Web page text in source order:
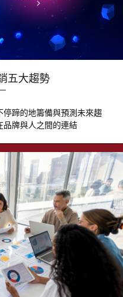
五大趨勢
停蹄的地籌備與預測未來趨
品牌與人之間的連結